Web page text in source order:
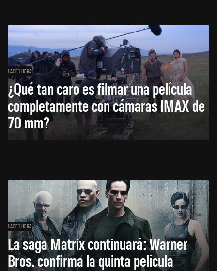
HACE 1 HORA
¿Qué tan caro es filmar una película
completamente con cámaras IMAX de
70 mm?
HACE 1 HORA
La saga Matrix continuará: Warner
Bros. confirma la quinta película